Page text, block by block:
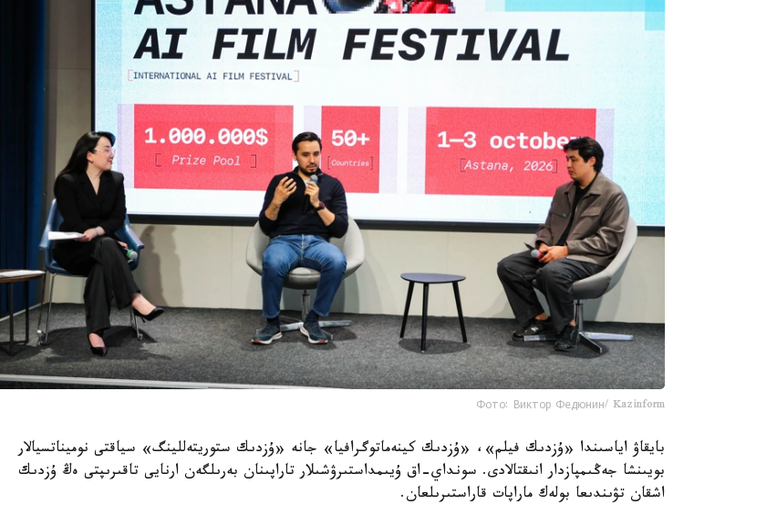
Фото: Виктор Федюнин/ Kazinform
بايقاۋ اياسىندا «ۇزدىك فيلم»، «ۇزدىك كينەماتوگرافيا» جانە «ۇزدىك ستوريتەللينگ» سياقتى نوميناتسيالار
بويىنشا جەڭىمپازدار انىقتالادى. سونداي-اق ۇيىمداستىرۋشىلار تاراپىنان بەرىلگەن ارنايى تاقىرىپتى ەڭ ۇزدىك
اشقان تۋىندىعا بولەك ماراپات قاراستىرىلعان.